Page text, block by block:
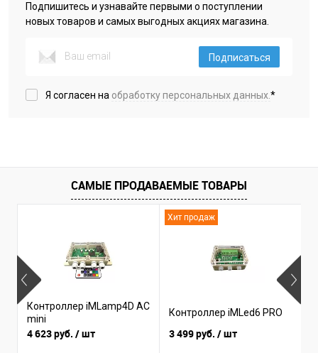
Подпишитесь и узнавайте первыми о поступлении
новых товаров и самых выгодных акциях магазина.
Подписаться
Я согласен на обработку персональных данных.*
САМЫЕ ПРОДАВАЕМЫЕ ТОВАРЫ
Контроллер iMLamp4D AC
mini
4 623 руб. / шт
Хит продаж
Контроллер iMLed6 PRO
3 499 руб. / шт